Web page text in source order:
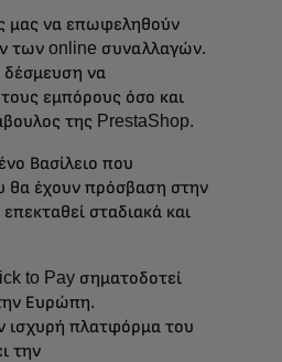
μας να επωφεληθούν
των online συναλλαγών.
δέσμευση να
εμπόρους όσο και
της PrestaShop.
Βασίλειο που
θα έχουν πρόσβαση στην
σταδιακά και
to Pay σηματοδοτεί
Ευρώπη.
ισχυρή πλατφόρμα του
την